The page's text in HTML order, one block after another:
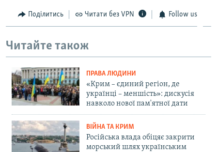
Поділитись Читати без VPN Follow us
Читайте також
ПРАВА ЛЮДИНИ
«Крим – єдиний регіон, де
українці – меншість»: дискусія
навколо нової пам'ятної дати
ВІЙНА ТА КРИМ
Російська влада обіцяє закрити
морський шлях українським